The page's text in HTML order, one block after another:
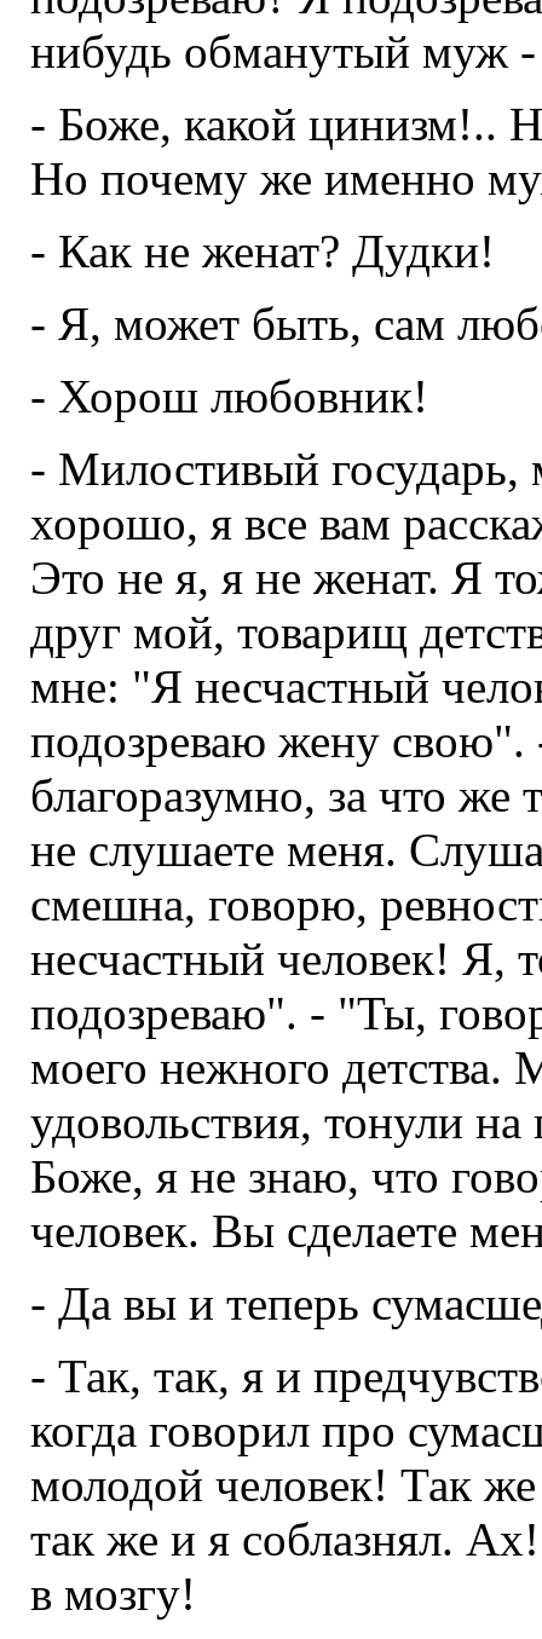
нибудь обманутый муж -
- Боже, какой цинизм!..
Но почему же именно
- Как не женат? Дудки!
- Я, может быть, сам
- Хорош любовник!
- Милостивый государь,
хорошо, я все вам
Это не я, я не женат. Я
друг мой, товарищ
мне: "Я несчастный
подозреваю жену
благоразумно, за что
не слушаете меня.
смешна, говорю,
несчастный человек! Я,
подозреваю". - "Ты,
моего нежного детства.
удовольствия, тонули
Боже, я не знаю, что
человек. Вы сделаете
- Да вы и теперь
- Так, так, я и
когда говорил про
молодой человек! Так
так же и я соблазнял.
в мозгу!